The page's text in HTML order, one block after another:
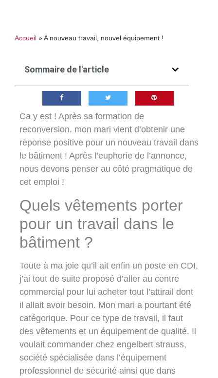
Accueil » A nouveau travail, nouvel équipement !
Sommaire de l'article
Ca y est ! Après sa formation de
reconversion, mon mari vient d’obtenir une
réponse positive pour un nouveau travail dans
le bâtiment ! Après l’euphorie de l’annonce,
nous devons penser au côté pragmatique de
cet emploi !
Quels vêtements porter
pour un travail dans le
bâtiment ?
Toute à ma joie qu’il ait enfin un poste en CDI,
j’ai tout de suite proposé d’aller au centre
commercial pour lui acheter tout l’attirail dont
il allait avoir besoin. Mon mari a pourtant été
catégorique. Pour ce type de travail, il faut
des vêtements et un équipement de qualité. Il
voulait commander chez engelbert strauss,
société spécialisée dans l’équipement
professionnel de sécurité ainsi que dans